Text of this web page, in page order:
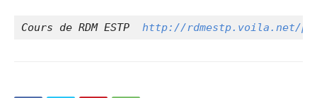
Cours de RDM ESTP http://rdmestp.voila.net/